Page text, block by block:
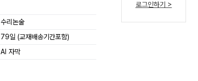
수리논술
79일 (교재배송기간포함)
AI 자막
로그인하기 >